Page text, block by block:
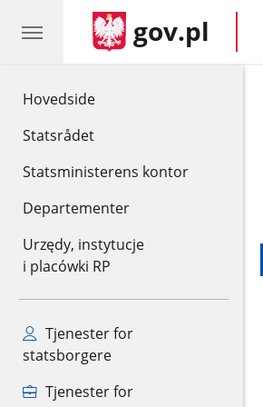
Hovedsidegov.pl
Statsrådet
Statsministerens kontor
Departementer
Urzędy, instytucje
i placówki RP
Tjenester for
statsborgere
Tjenester for
gov.pl